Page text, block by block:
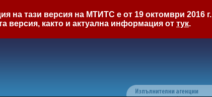
на тази версия на МТИТС е от 19 октомври 2016 г.
версия, както и актуална информация от тук.